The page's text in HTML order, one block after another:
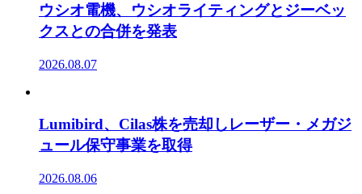
ウシオ電機、ウシオライティングとジーベッ
クスとの合併を発表
2026.08.07
Lumibird、Cilas株を売却しレーザー・メガジ
ュール保守事業を取得
2026.08.06